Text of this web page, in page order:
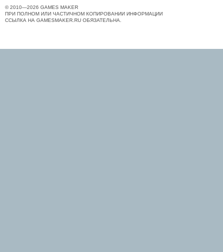
© 2010—2026 GAMES MAKER
ПРИ ПОЛНОМ ИЛИ ЧАСТИЧНОМ КОПИРОВАНИИ ИНФОРМАЦИИ
ССЫЛКА НА GAMESMAKER.RU ОБЯЗАТЕЛЬНА.